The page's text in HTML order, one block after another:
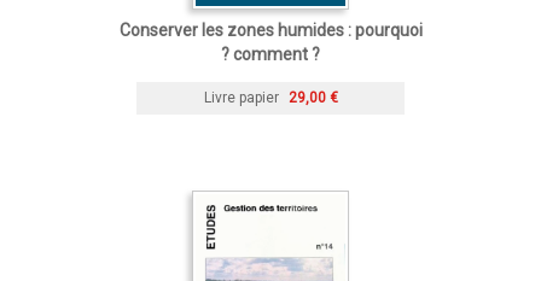
Conserver les zones humides : pourquoi
? comment ?
Livre papier 29,00 €